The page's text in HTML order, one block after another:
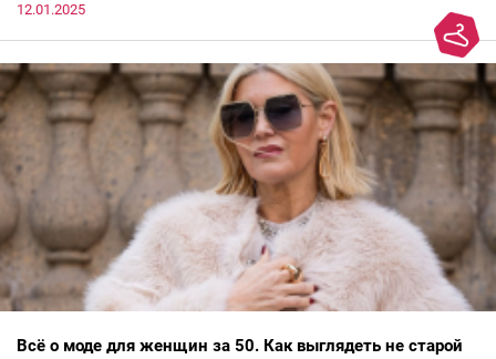
12.01.2025
Всё о моде для женщин за 50. Как выглядеть не старой